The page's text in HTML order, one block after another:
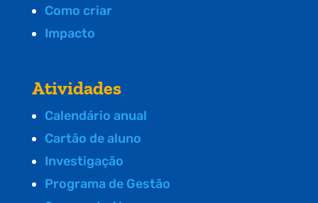
Como criar
Impacto
Atividades
Calendário anual
Cartão de aluno
Investigação
Programa de Gestão